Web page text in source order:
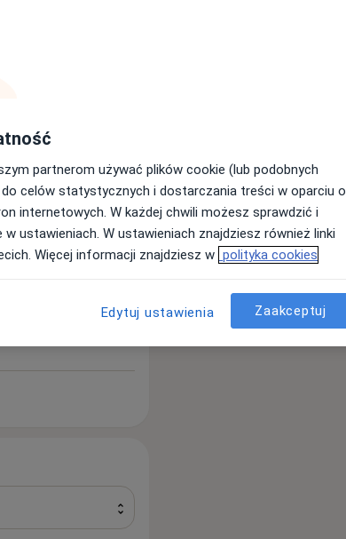
specjalizacji
partnerom używać plików cookie (lub podobnych
celów statystycznych i dostarczania treści w oparciu o
internetowych. W każdej chwili możesz sprawdzić i
ustawieniach. W ustawieniach znajdziesz również linki
Więcej informacji znajdziesz w polityka cookies
Edytuj ustawienia Zaakceptuj